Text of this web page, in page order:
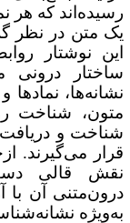
که هر
متن در نظر
نوشتار
درونی
نمادها و
شناخت
و دریافت
می‌گیرند.
قالی
آن با